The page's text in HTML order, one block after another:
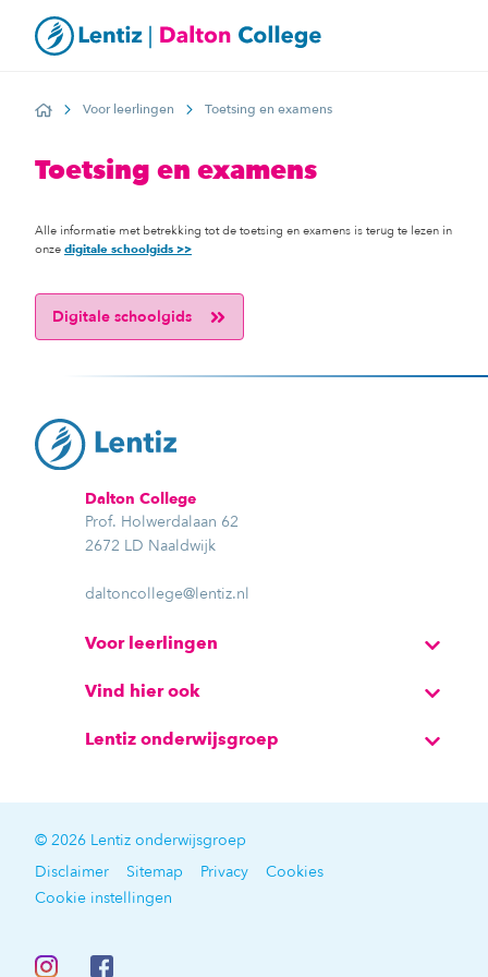
HomeVoor leerlingen Toetsing en examens
Toetsing en examens
Alle informatie met betrekking tot de toetsing en examens is terug te lezen in
onze digitale schoolgids >>
Digitale schoolgids
Dalton College
Prof. Holwerdalaan 62
2672 LD Naaldwijk
daltoncollege@lentiz.nl
Voor leerlingen
Vind hier ook
Lentiz onderwijsgroep
© 2026 Lentiz onderwijsgroep
Disclaimer
Sitemap Privacy
Cookies
Cookie instellingen